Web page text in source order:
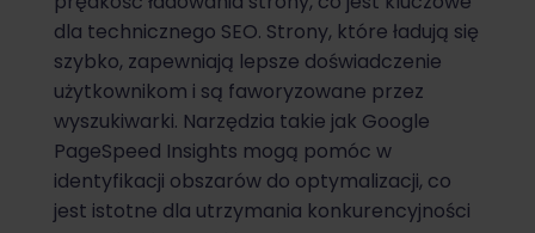
dla technicznego SEO. Strony, które ładują się
szybko, zapewniają lepsze doświadczenie
użytkownikom i są faworyzowane przez
wyszukiwarki. Narzędzia takie jak Google
PageSpeed Insights mogą pomóc w
identyfikacji obszarów do optymalizacji, co
jest istotne dla utrzymania konkurencyjności